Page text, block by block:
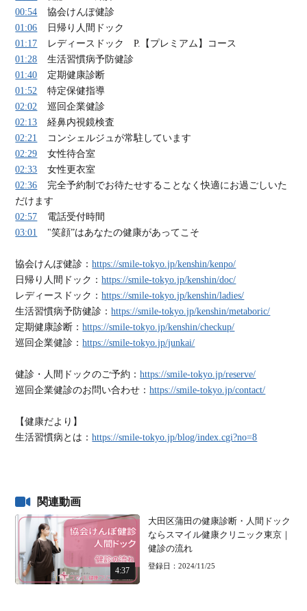
00:54
協会けんぽ健診
01:06
日帰り人間ドック
01:17
レディースドック P.【プレミアム】コース
01:28
生活習慣病予防健診
01:40
定期健康診断
01:52
特定保健指導
02:02
巡回企業健診
02:13
経鼻内視鏡検査
02:21
コンシェルジュが常駐しています
02:29
女性待合室
02:33
女性更衣室
02:36
完全予約制でお待たせすることなく快適にお過ごしいた
だけます
02:57
電話受付時間
03:01
"笑顔”はあなたの健康があってこそ
協会けんぽ健診：https://smile-tokyo.jp/kenshin/kenpo/
日帰り人間ドック：https://smile-tokyo.jp/kenshin/doc/
レディースドック：https://smile-tokyo.jp/kenshin/ladies/
生活習慣病予防健診：https://smile-tokyo.jp/kenshin/metaboric/
定期健康診断：https://smile-tokyo.jp/kenshin/checkup/
巡回企業健診：https://smile-tokyo.jp/junkai/
健診・人間ドックのご予約：https://smile-tokyo.jp/reserve/
巡回企業健診のお問い合わせ：https://smile-tokyo.jp/contact/
【健康だより】
生活習慣病とは：https://smile-tokyo.jp/blog/index.cgi?no=8
関連動画
4:37
大田区蒲田の健康診断・人間ドック
ならスマイル健康クリニック東京｜
健診の流れ
登録日：2024/11/25